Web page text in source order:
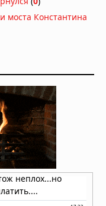
детей от
без сверления
структур и
день улучшают
моста Константина